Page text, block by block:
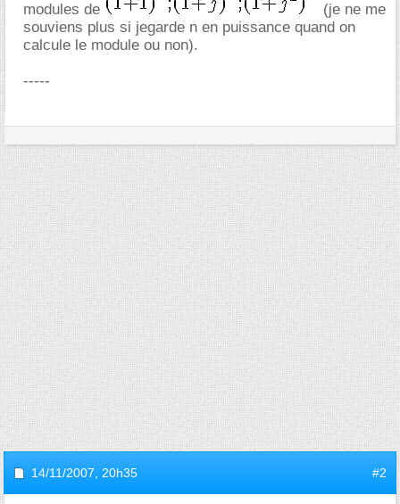
modules de
(je ne me
souviens plus si jegarde n en puissance quand on
calcule le module ou non).
-----
14/11/2007, 20h35 #2